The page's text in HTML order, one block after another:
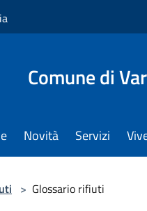
Comune di
Novità Servizi
> Glossario rifiuti